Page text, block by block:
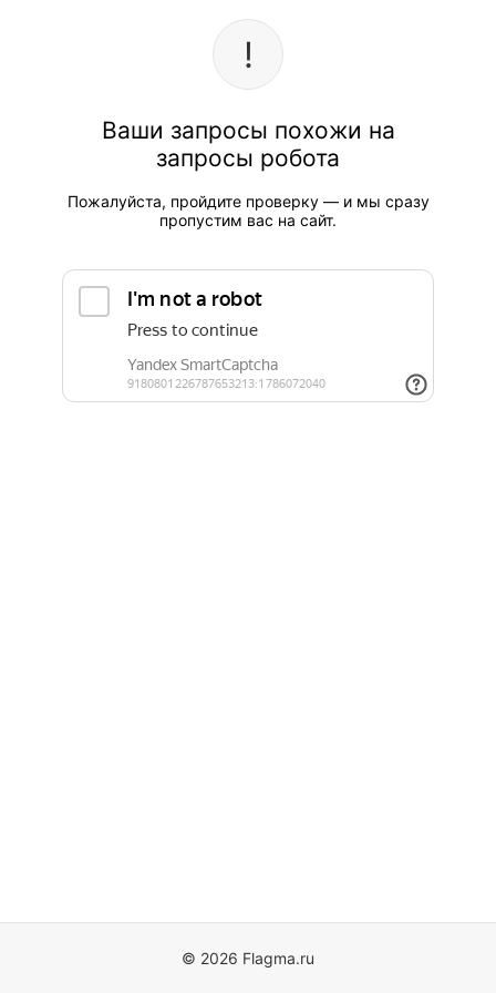
Ваши запросы похожи на
запросы робота
Пожалуйста, пройдите проверку — и мы сразу
пропустим вас на сайт.
© 2026 Flagma.ru